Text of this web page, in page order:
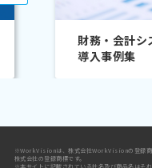
会
※WorkVisionは、株式会社WorkVisionの登録商
株式会社の登録商標です。
※本サイトに記載されている社名及び商品名はそ